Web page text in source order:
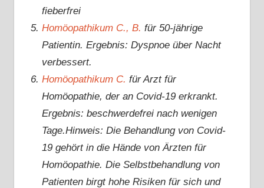
fieberfrei
Homöopathikum C., B. für 50-jährige
Patientin. Ergebnis: Dyspnoe über Nacht
verbessert.
Homöopathikum C. für Arzt für
Homöopathie, der an Covid-19 erkrankt.
Ergebnis: beschwerdefrei nach wenigen
Tage.Hinweis: Die Behandlung von Covid-
19 gehört in die Hände von Ärzten für
Homöopathie. Die Selbstbehandlung von
Patienten birgt hohe Risiken für sich und